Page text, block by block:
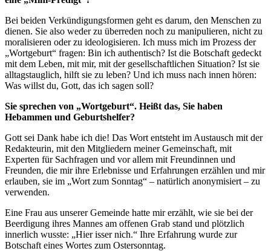
Bei beiden Verkündigungsformen geht es darum, den Menschen zu
dienen. Sie also weder zu überreden noch zu manipulieren, nicht zu
moralisieren oder zu ideologisieren. Ich muss mich im Prozess der
„Wortgeburt“ fragen: Bin ich authentisch? Ist die Botschaft gedeckt
mit dem Leben, mit mir, mit der gesellschaftlichen Situation? Ist sie
alltagstauglich, hilft sie zu leben? Und ich muss nach innen hören:
Was willst du, Gott, das ich sagen soll?
Sie sprechen von „Wortgeburt“. Heißt das, Sie haben
Hebammen und Geburtshelfer?
Gott sei Dank habe ich die! Das Wort entsteht im Austausch mit der
Redakteurin, mit den Mitgliedern meiner Gemeinschaft, mit
Experten für Sachfragen und vor allem mit Freundinnen und
Freunden, die mir ihre Erlebnisse und Erfahrungen erzählen und mir
erlauben, sie im „Wort zum Sonntag“ – natürlich anonymisiert – zu
verwenden.
Eine Frau aus unserer Gemeinde hatte mir erzählt, wie sie bei der
Beerdigung ihres Mannes am offenen Grab stand und plötzlich
innerlich wusste: „Hier isser nich.“ Ihre Erfahrung wurde zur
Botschaft eines Wortes zum Ostersonntag.